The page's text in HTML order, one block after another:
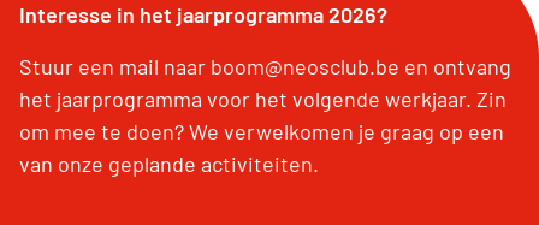
Interesse in het jaarprogramma 2026?
Stuur een mail naar boom@neosclub.be en ontvang
het jaarprogramma voor het volgende werkjaar. Zin
om mee te doen? We verwelkomen je graag op een
van onze geplande activiteiten.